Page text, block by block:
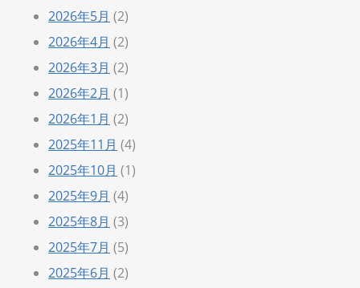
2026年5月 (2)
2026年4月 (2)
2026年3月 (2)
2026年2月 (1)
2026年1月 (2)
2025年11月 (4)
2025年10月 (1)
2025年9月 (4)
2025年8月 (3)
2025年7月 (5)
2025年6月 (2)